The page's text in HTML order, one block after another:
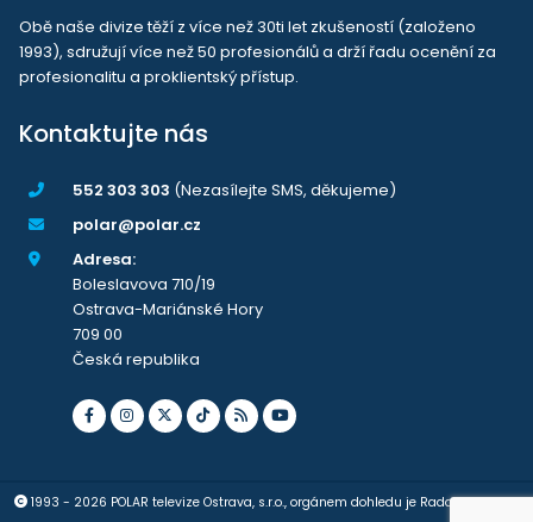
Obě naše divize těží z více než 30ti let zkušeností (založeno
1993), sdružují více než 50 profesionálů a drží řadu ocenění za
profesionalitu a proklientský přístup.
Kontaktujte nás
552 303 303 (Nezasílejte SMS, děkujeme)
polar@polar.cz
Adresa:
Boleslavova 710/19
Ostrava-Mariánské Hory
709 00
Česká republika
1993 - 2026 POLAR televize Ostrava, s.r.o., orgánem dohledu je Rada pro